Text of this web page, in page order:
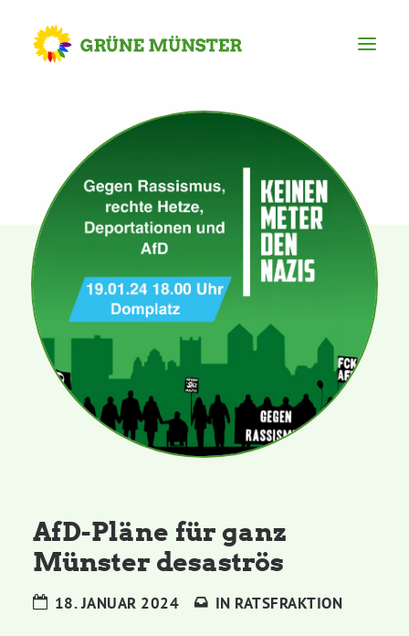
Partei
Kreisvorstand
Kreisgeschäftsstelle
Mitgliederversammlung
Ortsverbände
Kommissionen
Grünes Zentrum
AfD-Pläne für ganz
Münster desaströs
18. JANUAR 2024 IN RATSFRAKTION